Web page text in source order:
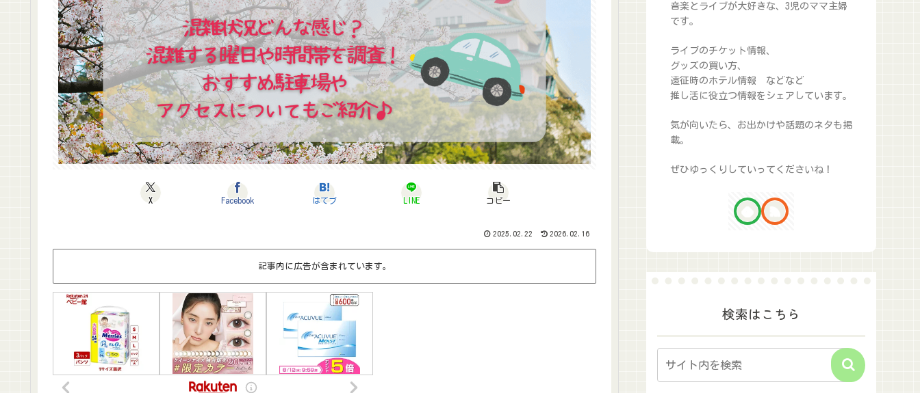
X Facebook はてブ LINE コピー
2025.02.22 2026.02.16
記事内に広告が含まれています。
音楽とライブが大好きな、3児のママ主婦
です。
ライブのチケット情報、
グッズの買い方、
遠征時のホテル情報 などなど
推し活に役立つ情報をシェアしています。
気が向いたら、お出かけや話題のネタも掲
載。
ぜひゆっくりしていってくださいね！
検索はこちら